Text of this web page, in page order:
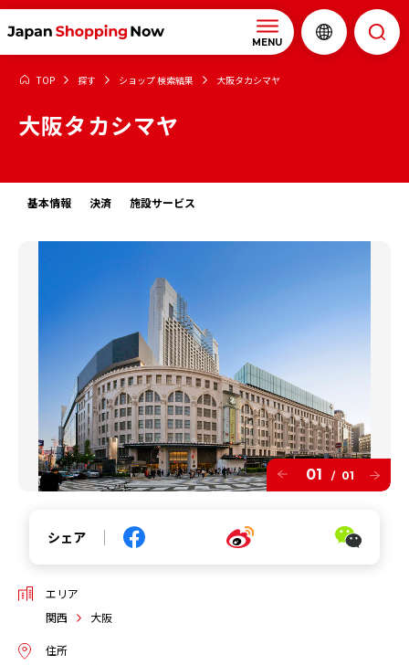
MENU
TOP 探す ショップ 検索結果 大阪タカシマヤ
大阪タカシマヤ
基本情報 決済 施設サービス
01 / 01
シェア
エリア
関西
大阪
住所